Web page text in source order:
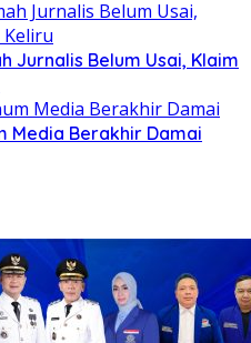
Jurnalis Belum Usai, Klaim
Media Berakhir Damai